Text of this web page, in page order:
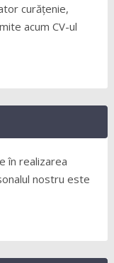
curățenie,
acum CV-ul
în realizarea
nostru este